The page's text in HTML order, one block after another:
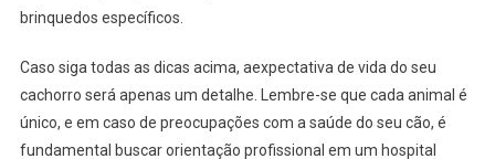
brinquedos específicos.
Caso siga todas as dicas acima, aexpectativa de vida do seu
cachorro será apenas um detalhe. Lembre-se que cada animal é
único, e em caso de preocupações com a saúde do seu cão, é
fundamental buscar orientação profissional em um hospital